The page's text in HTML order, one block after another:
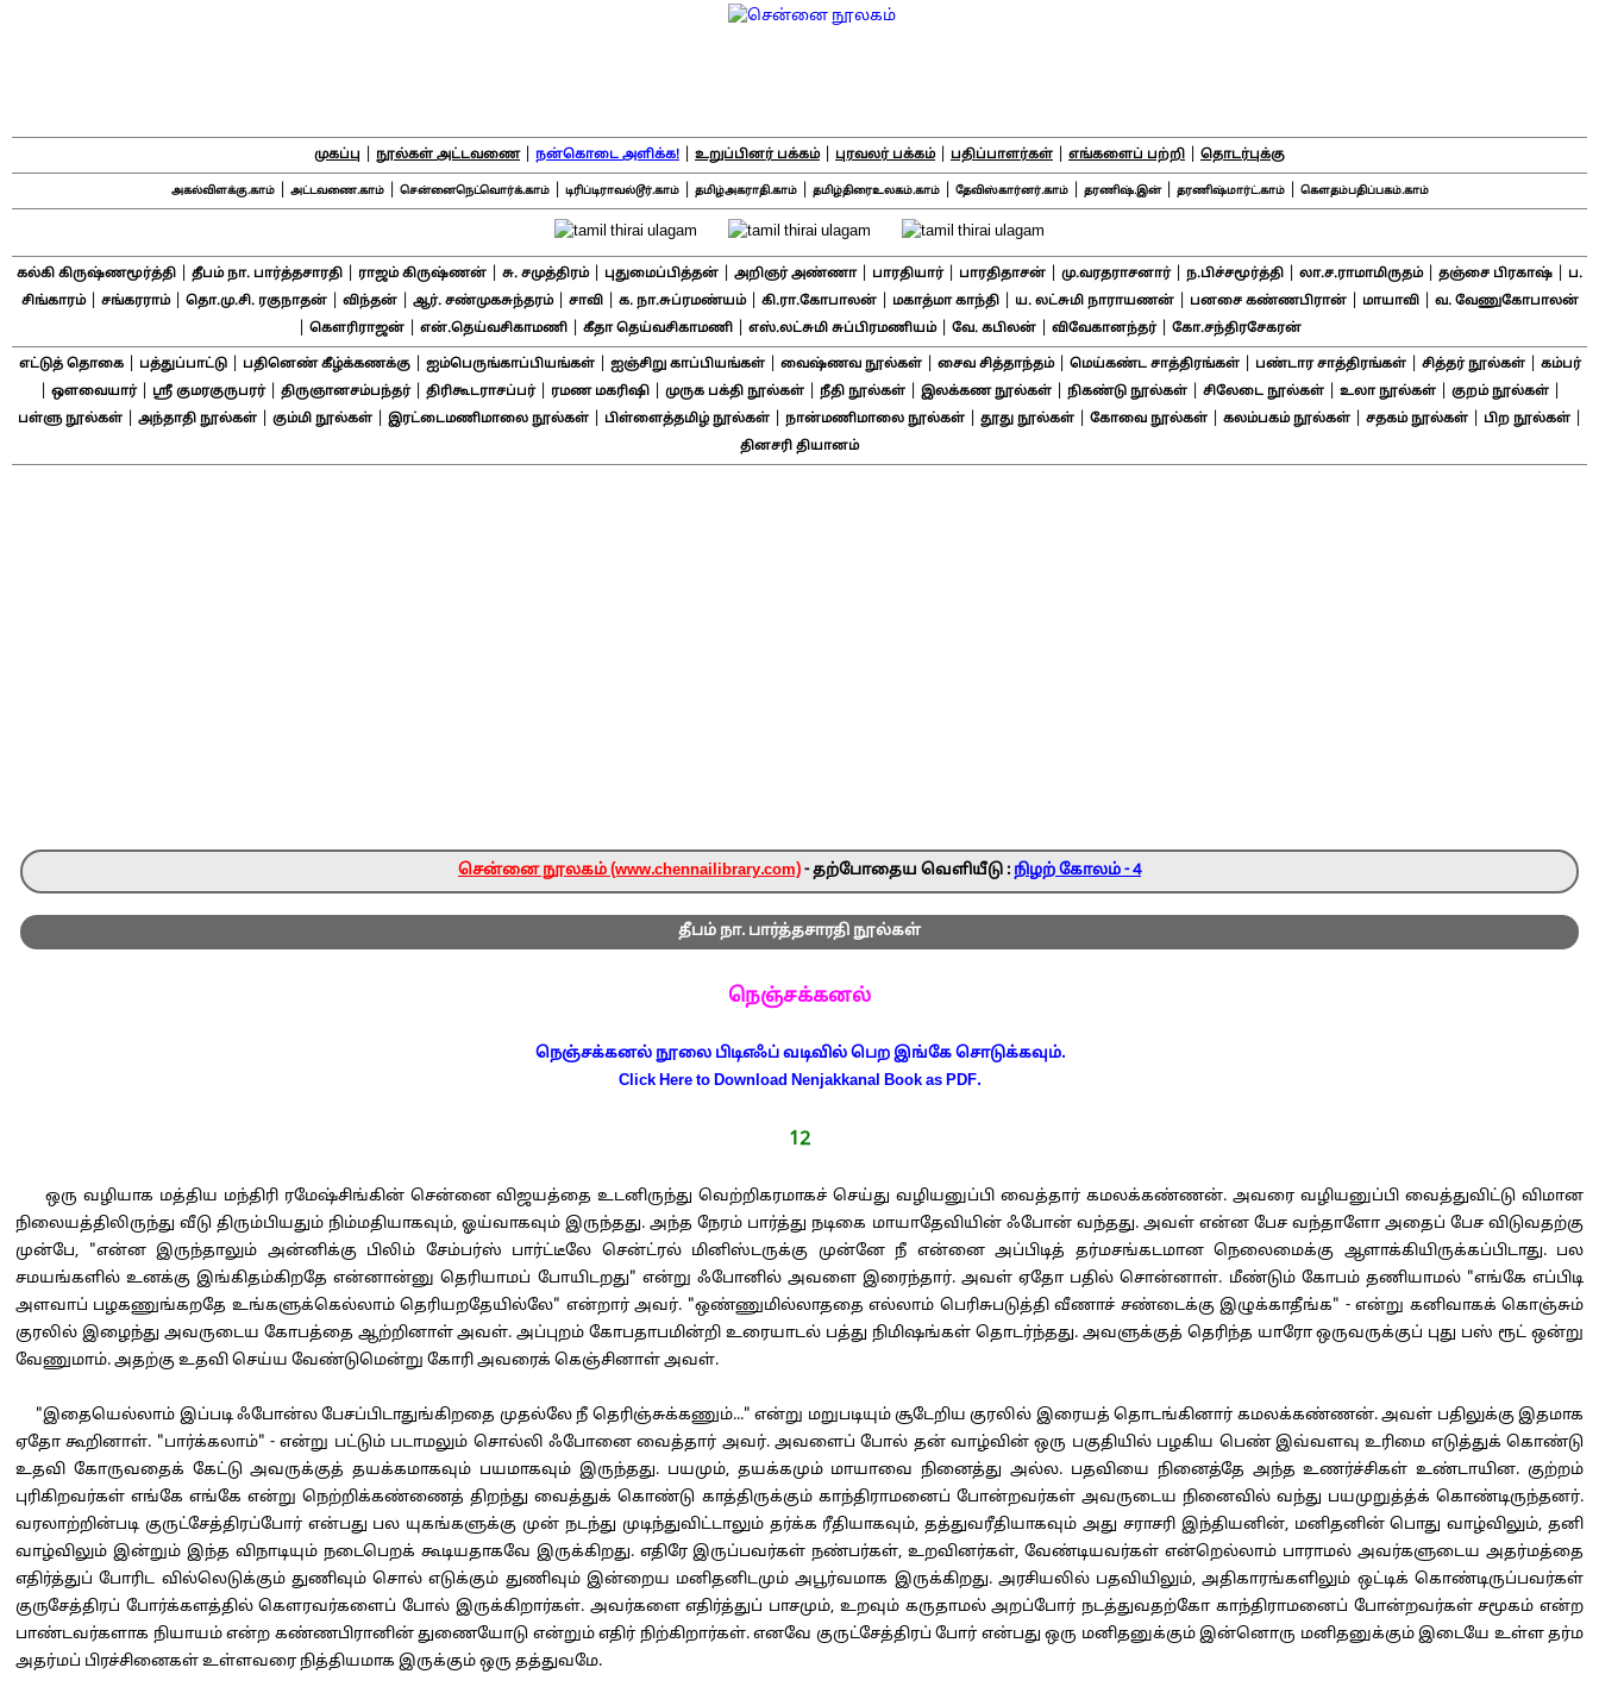
முகப்பு நூல்கள் அட்டவணை| நன்கொடை அளிக்க! உறுப்பினர் பக்கம்| புரவலர் பக்கம்| பதிப்பாளர்கள் எங்களைப் பற்றி தொடர்புக்கு
அகல்விளக்கு.காம்| அட்டவணை.காம்| சென்னைநெட்வொர்க்.காம்| டிரிப்டிராவல்டூர்.காம்| தமிழ்அகராதி.காம்| தமிழ்திரைஉலகம்.காம்| தேவிஸ்கார்னர்.காம்| தரணிஷ்.இன்| தரணிஷ்மார்ட்.காம்| கௌதம்பதிப்பகம்.காம்
கல்கி கிருஷ்ணமூர்த்தி தீபம் நா. பார்த்தசாரதி ராஜம் கிருஷ்ணன் சு. சமுத்திரம்| புதுமைப்பித்தன் அறிஞர் அண்ணா| பாரதியார்| பாரதிதாசன் மு.வரதராசனார்| ந.பிச்சமூர்த்தி லா.ச.ராமாமிருதம்| தஞ்சை பிரகாஷ்
ப.
சிங்காரம்| சங்கரராம்| தொ.மு.சி. ரகுநாதன்| விந்தன்| ஆர். சண்முகசுந்தரம்| சாவி| க. நா.சுப்ரமண்யம்| கி.ரா.கோபாலன்| மகாத்மா காந்தி| ய. லட்சுமி நாராயணன்| பனசை கண்ணபிரான்| மாயாவி| வ. வேணுகோபாலன்
கௌரிராஜன் என்.தெய்வசிகாமணி கீதா தெய்வசிகாமணி எஸ்.லட்சுமி சுப்பிரமணியம்| வே. கபிலன் விவேகானந்தர்| கோ.சந்திரசேகரன்
எட்டுத் தொகை| பத்துப்பாட்டு| பதினெண் கீழ்க்கணக்கு| ஐம்பெருங்காப்பியங்கள்| ஐஞ்சிறு காப்பியங்கள்| வைஷ்ணவ நூல்கள்| சைவ சித்தாந்தம்| மெய்கண்ட சாத்திரங்கள்| பண்டார சாத்திரங்கள்| சித்தர் நூல்கள்| கம்பர்
ஔவையார்| ஸ்ரீ குமரகுருபரர்| திருஞானசம்பந்தர்| திரிகூடராசப்பர்| ரமண மகரிஷி| முருக பக்தி நூல்கள்| நீதி நூல்கள்| இலக்கண நூல்கள்| நிகண்டு நூல்கள்| சிலேடை நூல்கள்| உலா நூல்கள்| குறம் நூல்கள்|
பள்ளு நூல்கள்| அந்தாதி நூல்கள்| கும்மி நூல்கள்| இரட்டைமணிமாலை நூல்கள்| பிள்ளைத்தமிழ் நூல்கள்| நான்மணிமாலை நூல்கள்| தூது நூல்கள்| கோவை நூல்கள்| கலம்பகம் நூல்கள்| சதகம் நூல்கள்| பிற நூல்கள்|
தினசரி தியானம்
சென்னை நூலகம் (www.chennailibrary.com)- தற்போதைய வெளியீடு : நிழற் கோலம் - 4
தீபம் நா. பார்த்தசாரதி நூல்கள்
நெஞ்சக்கனல்
நெஞ்சக்கனல் நூலை பிடிஎஃப் வடிவில் பெற இங்கே சொடுக்கவும்.
Click Here to Download Nenjakkanal Book as PDF.
12
ஒரு வழியாக மத்திய மந்திரி ரமேஷ்சிங்கின் சென்னை விஜயத்தை உடனிருந்து வெற்றிகரமாகச் செய்து வழியனுப்பி வைத்தார் கமலக்கண்ணன். அவரை வழியனுப்பி வைத்துவிட்டு விமான
நிலையத்திலிருந்து வீடு திரும்பியதும் நிம்மதியாகவும், ஓய்வாகவும் இருந்தது. அந்த நேரம் பார்த்து நடிகை மாயாதேவியின் ஃபோன் வந்தது. அவள் என்ன பேச வந்தாளோ அதைப் பேச விடுவதற்கு
முன்பே, "என்ன இருந்தாலும் அன்னிக்கு பிலிம் சேம்பர்ஸ் பார்ட்டீலே சென்ட்ரல் மினிஸ்டருக்கு முன்னே நீ என்னை அப்பிடித் தர்மசங்கடமான நெலைமைக்கு ஆளாக்கியிருக்கப்பிடாது. பல
சமயங்களில் உனக்கு இங்கிதம்கிறதே என்னான்னு தெரியாமப் போயிடறது" என்று ஃபோனில் அவளை இரைந்தார். அவள் ஏதோ பதில் சொன்னாள். மீண்டும் கோபம் தணியாமல் "எங்கே எப்பிடி
அளவாப் பழகணுங்கறதே உங்களுக்கெல்லாம் தெரியறதேயில்லே" என்றார் அவர். "ஒண்ணுமில்லாததை எல்லாம் பெரிசுபடுத்தி வீணாச் சண்டைக்கு இழுக்காதீங்க" - என்று கனிவாகக் கொஞ்சும்
குரலில் இழைந்து அவருடைய கோபத்தை ஆற்றினாள் அவள். அப்புறம் கோபதாபமின்றி உரையாடல் பத்து நிமிஷங்கள் தொடர்ந்தது. அவளுக்குத் தெரிந்த யாரோ ஒருவருக்குப் புது பஸ் ரூட் ஒன்று
வேணுமாம். அதற்கு உதவி செய்ய வேண்டுமென்று கோரி அவரைக் கெஞ்சினாள் அவள்.
"இதையெல்லாம் இப்படி ஃபோன்ல பேசப்பிடாதுங்கிறதை முதல்லே நீ தெரிஞ்சுக்கணும்..." என்று மறுபடியும் சூடேறிய குரலில் இரையத் தொடங்கினார் கமலக்கண்ணன். அவள் பதிலுக்கு இதமாக
ஏதோ கூறினாள். "பார்க்கலாம்" - என்று பட்டும் படாமலும் சொல்லி ஃபோனை வைத்தார் அவர். அவளைப் போல் தன் வாழ்வின் ஒரு பகுதியில் பழகிய பெண் இவ்வளவு உரிமை எடுத்துக் கொண்டு
உதவி கோருவதைக் கேட்டு அவருக்குத் தயக்கமாகவும் பயமாகவும் இருந்தது. பயமும், தயக்கமும் மாயாவை நினைத்து அல்ல. பதவியை நினைத்தே அந்த உணர்ச்சிகள் உண்டாயின. குற்றம்
புரிகிறவர்கள் எங்கே எங்கே என்று நெற்றிக்கண்ணைத் திறந்து வைத்துக் கொண்டு காத்திருக்கும் காந்திராமனைப் போன்றவர்கள் அவருடைய நினைவில் வந்து பயமுறுத்த்க் கொண்டிருந்தனர்.
வரலாற்றின்படி குருட்சேத்திரப்போர் என்பது பல யுகங்களுக்கு முன் நடந்து முடிந்துவிட்டாலும் தர்க்க ரீதியாகவும், தத்துவரீதியாகவும் அது சராசரி இந்தியனின், மனிதனின் பொது வாழ்விலும், தனி
வாழ்விலும் இன்றும் இந்த விநாடியும் நடைபெறக் கூடியதாகவே இருக்கிறது. எதிரே இருப்பவர்கள் நண்பர்கள், உறவினர்கள், வேண்டியவர்கள் என்றெல்லாம் பாராமல் அவர்களுடைய அதர்மத்தை
எதிர்த்துப் போரிட வில்லெடுக்கும் துணிவும் சொல் எடுக்கும் துணிவும் இன்றைய மனிதனிடமும் அபூர்வமாக இருக்கிறது. அரசியலில் பதவியிலும், அதிகாரங்களிலும் ஒட்டிக் கொண்டிருப்பவர்கள்
குருசேத்திரப் போர்க்களத்தில் கௌரவர்களைப் போல் இருக்கிறார்கள். அவர்களை எதிர்த்துப் பாசமும், உறவும் கருதாமல் அறப்போர் நடத்துவதற்கோ காந்திராமனைப் போன்றவர்கள் சமூகம் என்ற
பாண்டவர்களாக நியாயம் என்ற கண்ணபிரானின் துணையோடு என்றும் எதிர் நிற்கிறார்கள். எனவே குருட்சேத்திரப் போர் என்பது ஒரு மனிதனுக்கும் இன்னொரு மனிதனுக்கும் இடையே உள்ள தர்ம
அதர்மப் பிரச்சினைகள் உள்ளவரை நித்தியமாக இருக்கும் ஒரு தத்துவமே.